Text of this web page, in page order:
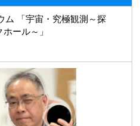
ム 「宇宙・究極観測～探
ール～」